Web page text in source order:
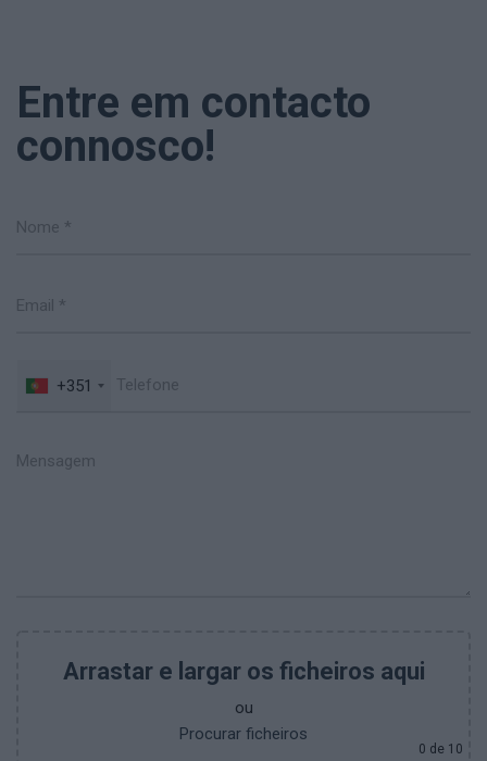
Entre em contacto
connosco!
+351
Arrastar e largar os ficheiros aqui
ou
Procurar ficheiros
0 de 10